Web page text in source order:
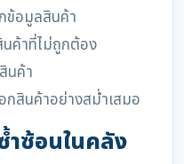
ข้อมูลสินค้า
ค้าที่ไม่ถูกต้อง
นค้า
สินค้าอย่างสม่ำเสมอ
ซ้อนในคลัง